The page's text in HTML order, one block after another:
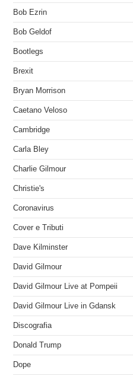
Bob Ezrin
Bob Geldof
Bootlegs
Brexit
Bryan Morrison
Caetano Veloso
Cambridge
Carla Bley
Charlie Gilmour
Christie's
Coronavirus
Cover e Tributi
Dave Kilminster
David Gilmour
David Gilmour Live at Pompeii
David Gilmour Live in Gdansk
Discografia
Donald Trump
Dope